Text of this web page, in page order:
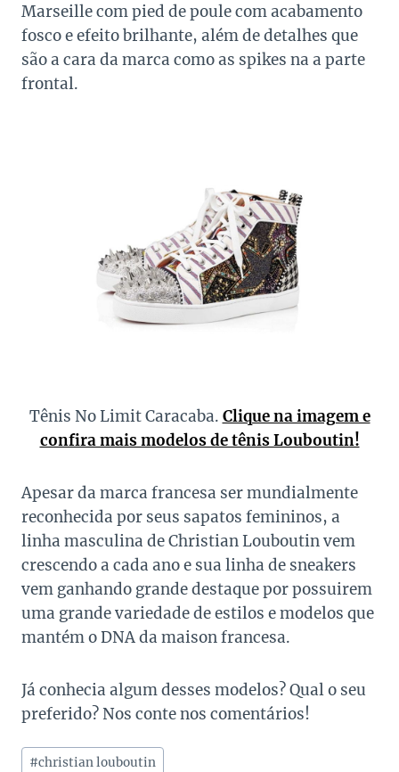
Marseille com pied de poule com acabamento
fosco e efeito brilhante, além de detalhes que
são a cara da marca como as spikes na a parte
frontal.
Tênis No Limit Caracaba. Clique na imagem e
confira mais modelos de tênis Louboutin!
Apesar da marca francesa ser mundialmente
reconhecida por seus sapatos femininos, a
linha masculina de Christian Louboutin vem
crescendo a cada ano e sua linha de sneakers
vem ganhando grande destaque por possuirem
uma grande variedade de estilos e modelos que
mantém o DNA da maison francesa.
Já conhecia algum desses modelos? Qual o seu
preferido? Nos conte nos comentários!
Tags
#christian louboutin